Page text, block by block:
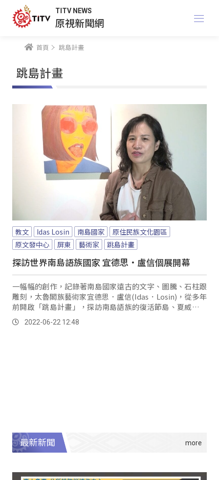
TITV NEWS
原視新聞網
首頁 跳島計畫
跳島計畫
教文 Idas Losin 南島國家
原住民族文化園區
原文發中心
屏東 藝術家 跳島計畫
探訪世界南島語族國家 宜德思·盧信個展開幕
一幅幅的創作，記錄著南島國家遠古的文字、圖騰、石柱跟
雕刻，太魯閣族藝術家宜德思．盧信(Idas．Losin)，從多年
前開啟「跳島計畫」，探訪南島語族的復活節島、夏威夷、
關島、紐西蘭、大溪地等7座島嶼，去感受到南島國家的文化
魅力，激發出自己的創作靈感。
2022-06-22 12:48
最新新聞